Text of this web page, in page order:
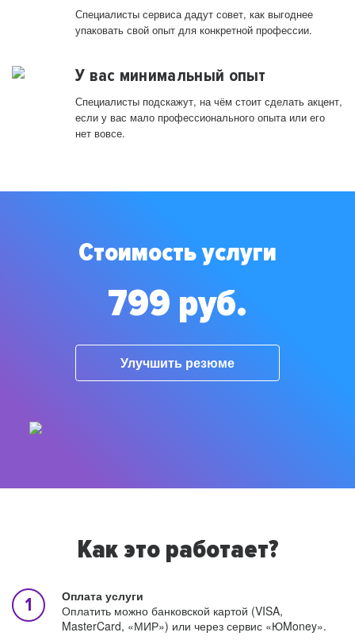
Специалисты сервиса дадут совет, как выгоднее
упаковать свой опыт для конкретной профессии.
У вас минимальный опыт
Специалисты подскажут, на чём стоит сделать акцент,
если у вас мало профессионального опыта или его
нет вовсе.
Стоимость услуги
799 руб.
Улучшить резюме
Как это работает?
Оплата услуги
Оплатить можно банковской картой (VISA,
MasterCard, «МИР») или через сервис «ЮMoney».